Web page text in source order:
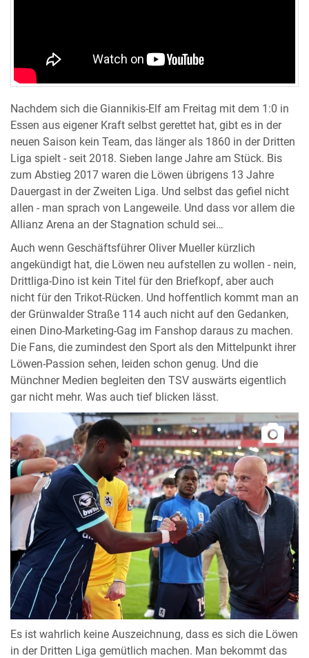
Nachdem sich die Giannikis-Elf am Freitag mit dem 1:0 in
Essen aus eigener Kraft selbst gerettet hat, gibt es in der
neuen Saison kein Team, das länger als 1860 in der Dritten
Liga spielt - seit 2018. Sieben lange Jahre am Stück. Bis
zum Abstieg 2017 waren die Löwen übrigens 13 Jahre
Dauergast in der Zweiten Liga. Und selbst das gefiel nicht
allen - man sprach von Langeweile. Und dass vor allem die
Allianz Arena an der Stagnation schuld sei…
Auch wenn Geschäftsführer Oliver Mueller kürzlich
angekündigt hat, die Löwen neu aufstellen zu wollen - nein,
Drittliga-Dino ist kein Titel für den Briefkopf, aber auch
nicht für den Trikot-Rücken. Und hoffentlich kommt man an
der Grünwalder Straße 114 auch nicht auf den Gedanken,
einen Dino-Marketing-Gag im Fanshop daraus zu machen.
Die Fans, die zumindest den Sport als den Mittelpunkt ihrer
Löwen-Passion sehen, leiden schon genug. Und die
Münchner Medien begleiten den TSV auswärts eigentlich
gar nicht mehr. Was auch tief blicken lässt.
Es ist wahrlich keine Auszeichnung, dass es sich die Löwen
in der Dritten Liga gemütlich machen. Man bekommt das